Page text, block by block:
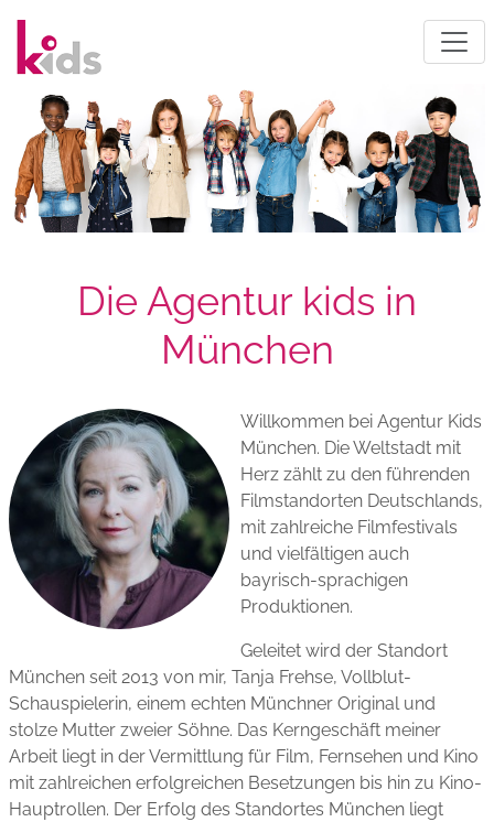
Die Agentur kids in
München
Willkommen bei Agentur Kids
München. Die Weltstadt mit
Herz zählt zu den führenden
Filmstandorten Deutschlands,
mit zahlreiche Filmfestivals
und vielfältigen auch
bayrisch-sprachigen
Produktionen.
Geleitet wird der Standort
München seit 2013 von mir, Tanja Frehse, Vollblut-
Schauspielerin, einem echten Münchner Original und
stolze Mutter zweier Söhne. Das Kerngeschäft meiner
Arbeit liegt in der Vermittlung für Film, Fernsehen und Kino
mit zahlreichen erfolgreichen Besetzungen bis hin zu Kino-
Hauptrollen. Der Erfolg des Standortes München liegt